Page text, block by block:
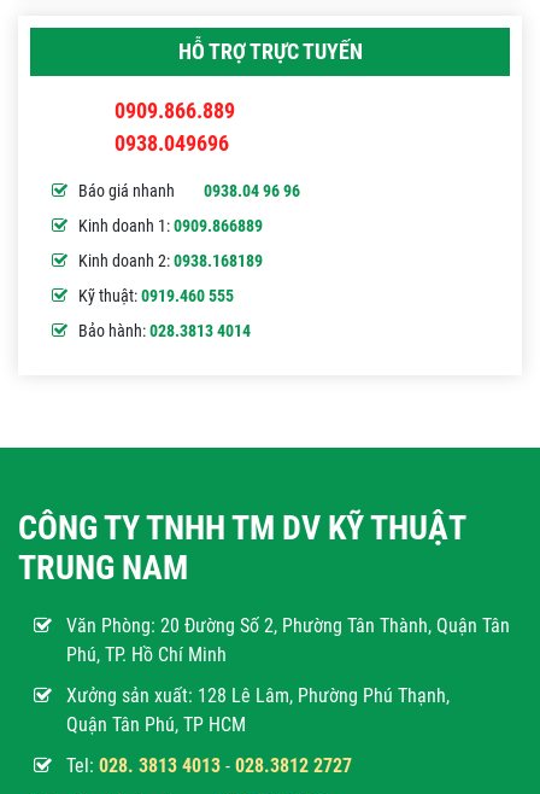
HỖ TRỢ TRỰC TUYẾN
0909.866.889
0938.049696
Báo giá nhanh
0938.04 96 96
Kinh doanh 1:0909.866889
Kinh doanh 2:0938.168189
Kỹ thuật:0919.460 555
Bảo hành:028.3813 4014
CÔNG TY TNHH TM DV KỸ THUẬT
TRUNG NAM
Văn Phòng: 20 Đường Số 2, Phường Tân Thành, Quận Tân
Phú, TP. Hồ Chí Minh
Xưởng sản xuất: 128 Lê Lâm, Phường Phú Thạnh,
Quận Tân Phú, TP HCM
Tel: 028. 3813 4013 - 028.3812 2727